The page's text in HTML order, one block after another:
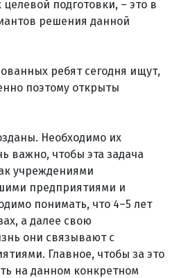
подготовки, – это в
решения данной
ребят сегодня ищут,
поэтому открыты
Необходимо их
важно, чтобы эта задача
учреждениями
предприятиями и
понимать, что 4–5 лет
а далее свою
они связывают с
Главное, чтобы за это
на данном конкретном